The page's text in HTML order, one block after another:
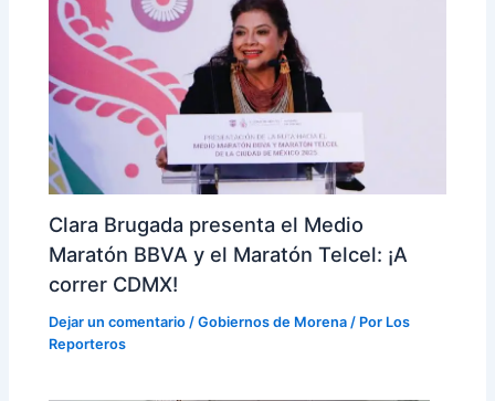
Clara Brugada presenta el Medio
Maratón BBVA y el Maratón Telcel: ¡A
correr CDMX!
Dejar un comentario /Gobiernos de Morena / Por Los
Reporteros